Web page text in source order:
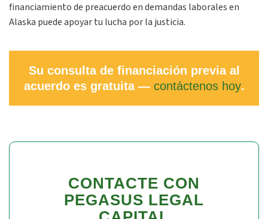
financiamiento de preacuerdo en demandas laborales en
Alaska puede apoyar tu lucha por la justicia.
Su consulta de financiación previa al
acuerdo es gratuita — contáctenos hoy.
CONTACTE CON
PEGASUS LEGAL